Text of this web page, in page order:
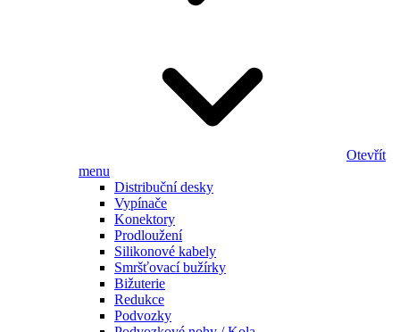
Otevřít
menu
Distribuční desky
Vypínače
Konektory
Prodloužení
Silikonové kabely
Smršťovací bužírky
Bižuterie
Redukce
Podvozky